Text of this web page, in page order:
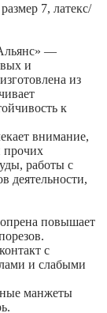
7, латекс/
—
и
из
к
внимание,
прочих
работы с
деятельности,
повышает
с
и слабыми
манжеты